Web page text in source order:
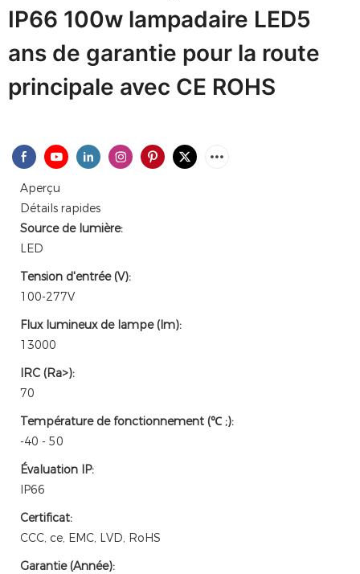
IP66 100w lampadaire LED5
ans de garantie pour la route
principale avec CE ROHS
Aperçu
Détails rapides
Source de lumière:
LED
Tension d'entrée (V):
100-277V
Flux lumineux de lampe (lm):
13000
IRC (Ra>):
70
Température de fonctionnement (℃ ;):
-40 - 50
Évaluation IP:
IP66
Certificat:
CCC, ce, EMC, LVD, RoHS
Garantie (Année):